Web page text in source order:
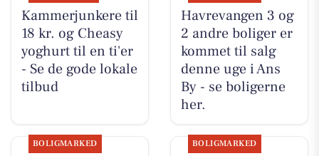
Kammerjunkere til
18 kr. og Cheasy
yoghurt til en ti'er
- Se de gode lokale
tilbud
Havrevangen 3 og
2 andre boliger er
kommet til salg
denne uge i Ans
By - se boligerne
her.
BOLIGMARKED BOLIGMARKED